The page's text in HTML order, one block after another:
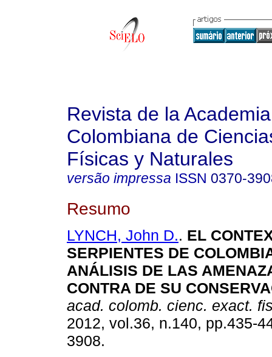
Revista de la Academia
Colombiana de
Físicas y Naturales
versão impressa ISSN 0370-
Resumo
LYNCH, John D.. EL
SERPIENTES DE
ANÁLISIS DE LAS
CONTRA DE SU
acad. colomb. cienc. exact.
2012, vol.36, n.140, pp.435-
3908.